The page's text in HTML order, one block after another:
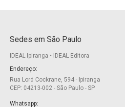
Sedes em São Paulo
IDEAL Ipiranga • IDEAL Editora
Endereço:
Rua Lord Cockrane, 594 - Ipiranga
CEP: 04213-002 - São Paulo - SP
Whatsapp: